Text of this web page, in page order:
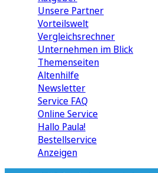
Unsere Partner
Vorteilswelt
Vergleichsrechner
Unternehmen im Blick
Themenseiten
Altenhilfe
Newsletter
Service FAQ
Online Service
Hallo Paula!
Bestellservice
Anzeigen